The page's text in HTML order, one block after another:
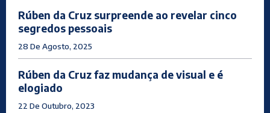
Rúben da Cruz surpreende ao revelar cinco
segredos pessoais
28 De Agosto, 2025
Rúben da Cruz faz mudança de visual e é
elogiado
22 De Outubro, 2023